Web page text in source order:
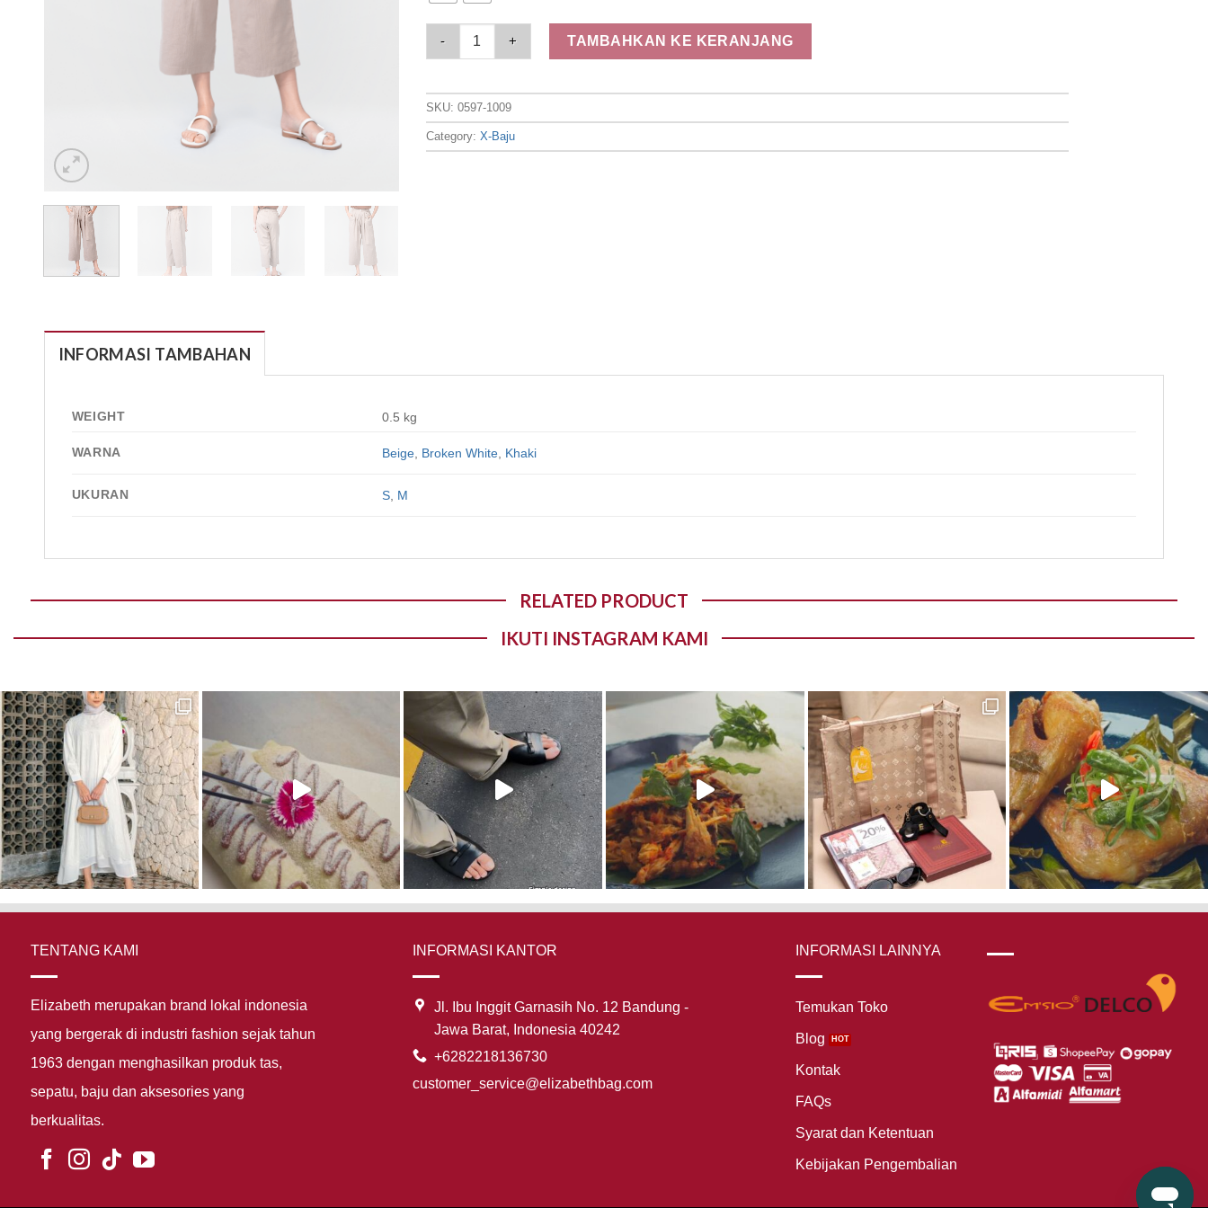
Elizabeth Clothing - Celana Panjang Wanita | Kulot 0597-1009 quantity
TAMBAHKAN KE KERANJANG
SKU:0597-1009
Category:X-Baju
INFORMASI TAMBAHAN
WEIGHT 0.5 kg
WARNA Beige, Broken White, Khaki
UKURAN S, M
RELATED PRODUCT
IKUTI INSTAGRAM KAMI
TENTANG KAMI
Elizabeth merupakan brand lokal indonesia
yang bergerak di industri fashion sejak tahun
1963 dengan menghasilkan produk tas,
sepatu, baju dan aksesories yang
berkualitas.
INFORMASI KANTOR
Jl. Ibu Inggit Garnasih No. 12 Bandung -
Jawa Barat, Indonesia 40242
+6282218136730
customer_service@elizabethbag.com
INFORMASI LAINNYA
Temukan Toko
Blog
Kontak
FAQs
Syarat dan Ketentuan
Kebijakan Pengembalian